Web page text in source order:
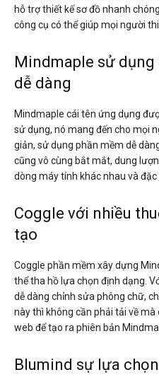
hỗ trợ thiết kế sơ đồ nhanh
công cụ có thể giúp mọi người
Mindmaple sử
dễ dàng
Mindmaple cái tên ứng dụng
sử dụng, nó mang đến cho mọi
giản, sử dụng phần mềm dễ
cũng vô cùng bắt mắt, dung
dòng máy tính khác nhau và đặc
Coggle với nhiều
tạo
Coggle phần mềm xây dựng
thể tha hồ lựa chọn định dạng.
dễ dàng chỉnh sửa phông chữ,
này thì không cần phải tải về
web để tạo ra phiên bản
Blumind sự lựa